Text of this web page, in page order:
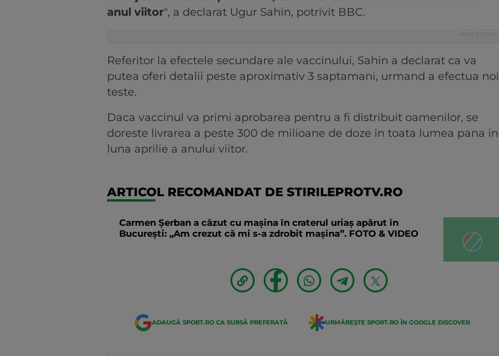
anul viitor", a declarat Ugur Sahin, potrivit BBC.
Referitor la efectele secundare ale vaccinului, Sahin a declarat ca va
putea oferi detalii peste aproximativ 3 saptamani, urmand a efectua noi
teste.
Daca vaccinul va primi aprobarea pentru a fi distribuit oamenilor, se
doreste livrarea a peste 300 de milioane de doze in toata lumea pana in
luna aprilie a anului viitor.
ARTICOL RECOMANDAT DE STIRILEPROTV.RO
Carmen Șerban a căzut cu mașina în craterul uriaș apărut în
București: „Am crezut că mi s-a zdrobit mașina”. FOTO & VIDEO
ADAUGĂ SPORT.RO CA SURSĂ PREFERATĂ URMĂREȘTE SPORT.RO ÎN GOOGLE DISCOVER